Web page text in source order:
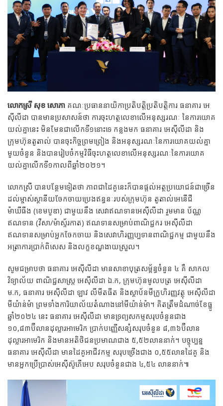
លោកស្រី សុខ សោភា គណៈប្រធាននាយិកាប្រតិបត្តិប្រតិបត្តិការ ធនាគារ អេ
ស៊ីលីដា បានមានប្រសាសន៍ថា ការចុះហត្ថលេខាលើអនុស្សរណៈ នៃការយោគ
យល់គ្នានេះ មិនមែនជាលើកទី១នោះទេ កន្លងមក ធនាគារ អេស៊ីលីដា និង
ក្រុមហ៊ុនតូតាល់ បានចុះកិច្ចព្រមព្រៀង និងអនុស្សរណៈនៃការយោគយល់គ្នា
មួយចំនួន និងបានរៀបចំកម្មវិធីចុះហត្ថលេខាលើអនុស្សរណៈនៃការយោគ
យល់គ្នាលើកទី១កាលពីឆ្នាំ២០២១។
លោកស្រី បានបន្ថែមទៀតថា ភាពជាដៃគូនេះក៏បានផ្តល់អត្ថប្រយោជន៍ជាច្រើន
ដល់ម្ចាស់ស្ថានីយចែកចាយប្រេងឥន្ធនៈរបស់ក្រុមហ៊ុន តូតាល់អេនើជី
ម៉ាឃីធីង (ខេមបូឌា) ជាមួយនឹង សេវាឥណទានអេស៊ីលីដា រួមមាន ប័ណ្ណ
ឥណទាន (វីសា/ម៉ាស្ទ័រកាត) ឥណទានសម្រាប់ពាណិជ្ជករ អេស៊ីលីដា
ឥណទានសម្រាប់អ្នកចែកចាយ និងសេវាហិរញ្ញប្បទានពាណិជ្ជកម្ម ជាមួយនឹង
អត្រាការប្រាក់ពិសេស និងលក្ខខណ្ឌងាយស្រួល។
សូមជម្រាបថា ធនាគារ អេស៊ីលីដា មានសាខាបុត្រសម្ព័ន្ធចំនួន ៤ គឺ សាកល
វិទ្យាល័យ ពាណិជ្ជសាស្ត្រ អេស៊ីលីដា ឯ.ក, ក្រុមហ៊ុនមូលបត្រ អេស៊ីលីដា
ម.ក, ធនាគារ អេស៊ីលីដា ឡាវ លីមីតធីត និងស្ថាប័នមីក្រូហិរញ្ញវត្ថុ អេស៊ីលីដា
មីយ៉ាន់ម៉ា ព្រមទាំងការិយាល័យតំណាងនៅមីយ៉ាន់ម៉ា។ គិតត្រឹមដំណាច់ខែធ្នូ
ឆ្នាំ២០២៤ នេះ ធនាគារ អេស៊ីលីដា មានទ្រព្យសកម្មសរុបចំនួនជាង
១០,៨៣ប៊ីលានដុល្លារអាមេរិក ប្រាក់បញ្ញើសន្សំសរុបចំនួន ៨,៣៦ប៊ីលាន
ដុល្លារអាមេរិក និងមានអតិថិជនប្រមាណជាង ៥,៥២លាននាក់។ បច្ចុប្បន្ន
ធនាគារ អេស៊ីលីដា មានដៃគូអាជីវកម្ម សរុបច្រើងជាង ០,៥៥លានដៃគូ និង
មានអ្នកប្រើប្រាស់អេស៊ីស៊ូភើអេប សរុបចំនួនជាង ៤,៥៤ លាននាក់៕